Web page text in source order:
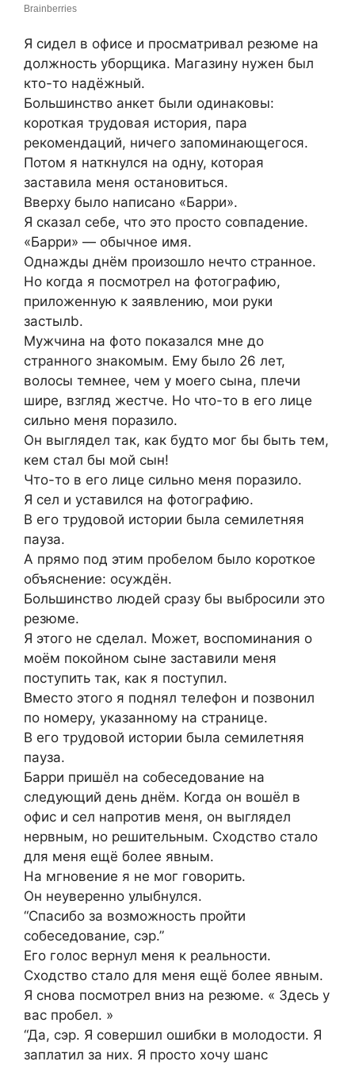
Я сидел в офисе и просматривал резюме на
должность уборщика. Магазину нужен был
кто-то надёжный.
Большинство анкет были одинаковы:
короткая трудовая история, пара
рекомендаций, ничего запоминающегося.
Потом я наткнулся на одну, которая
заставила меня остановиться.
Вверху было написано «Барри».
Я сказал себе, что это просто совпадение.
«Барри» — обычное имя.
Однажды днём произошло нечто странное.
Но когда я посмотрел на фотографию,
приложенную к заявлению, мои руки
застылb.
Мужчина на фото показался мне до
странного знакомым. Ему было 26 лет,
волосы темнее, чем у моего сына, плечи
шире, взгляд жестче. Но что-то в его лице
сильно меня поразило.
Он выглядел так, как будто мог бы быть тем,
кем стал бы мой сын!
Что-то в его лице сильно меня поразило.
Я сел и уставился на фотографию.
В его трудовой истории была семилетняя
пауза.
А прямо под этим пробелом было короткое
объяснение: осуждён.
Большинство людей сразу бы выбросили это
резюме.
Я этого не сделал. Может, воспоминания о
моём покойном сыне заставили меня
поступить так, как я поступил.
Вместо этого я поднял телефон и позвонил
по номеру, указанному на странице.
В его трудовой истории была семилетняя
пауза.
Барри пришёл на собеседование на
следующий день днём. Когда он вошёл в
офис и сел напротив меня, он выглядел
нервным, но решительным. Сходство стало
для меня ещё более явным.
На мгновение я не мог говорить.
Он неуверенно улыбнулся.
“Спасибо за возможность пройти
собеседование, сэр.”
Его голос вернул меня к реальности.
Сходство стало для меня ещё более явным.
Я снова посмотрел вниз на резюме. « Здесь у
вас пробел. »
“Да, сэр. Я совершил ошибки в молодости. Я
заплатил за них. Я просто хочу шанс